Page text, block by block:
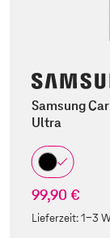
Samsung
Ultra
99,90 €
Lieferzeit:1-3